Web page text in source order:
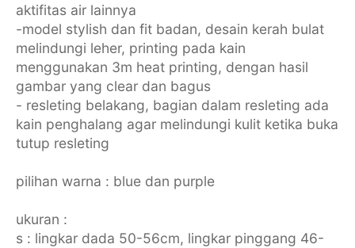
aktifitas air lainnya
-model stylish dan fit badan, desain kerah bulat
melindungi leher, printing pada kain
menggunakan 3m heat printing, dengan hasil
gambar yang clear dan bagus
- resleting belakang, bagian dalam resleting ada
kain penghalang agar melindungi kulit ketika buka
tutup resleting
pilihan warna : blue dan purple
ukuran :
s : lingkar dada 50-56cm, lingkar pinggang 46-